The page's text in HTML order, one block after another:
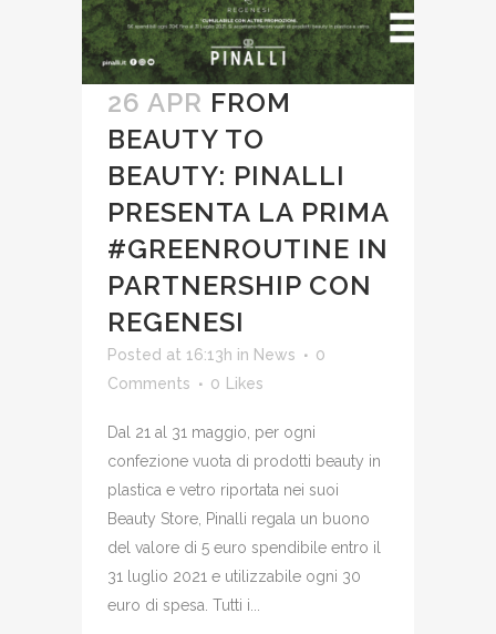
26 APR FROM
BEAUTY TO
BEAUTY: PINALLI
PRESENTA LA PRIMA
#GREENROUTINE IN
PARTNERSHIP CON
REGENESI
Posted at 16:13h in News
0
Comments
0 Likes
Dal 21 al 31 maggio, per ogni
confezione vuota di prodotti beauty in
plastica e vetro riportata nei suoi
Beauty Store, Pinalli regala un buono
del valore di 5 euro spendibile entro il
31 luglio 2021 e utilizzabile ogni 30
euro di spesa. Tutti i...